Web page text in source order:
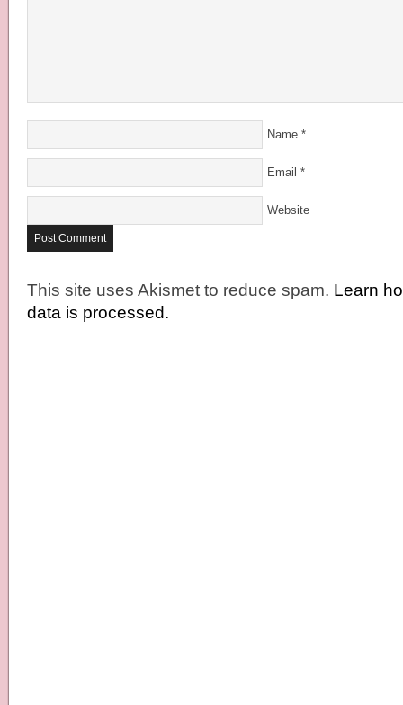
Name *
Email *
Website
This site uses Akismet to reduce spam. Learn
data is processed.